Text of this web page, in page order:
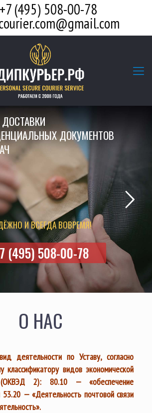
+7 (495) 508-00-78
(495) 508-00-78
И ВСЕГДА ВОВРЕМЯ!
ДОКУМЕНТОВ
О НАС
деятельности по Уставу, согласно
классификатору видов экономической
(ОКВЭД 2): 80.10 — «обеспечение
53.20 — «Деятельность почтовой связи